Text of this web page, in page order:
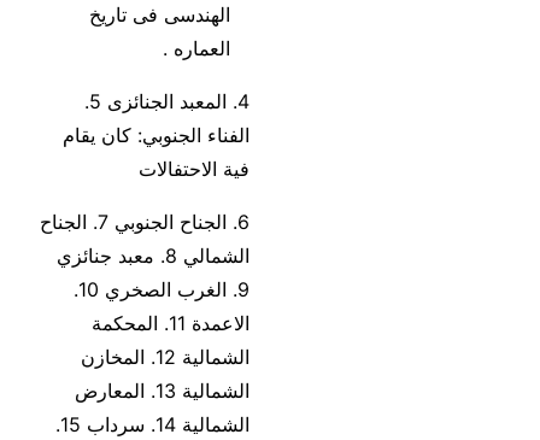
الهندسى فى تاريخ
العماره .
4. المعبد الجنائزى 5.
الفناء الجنوبي: كان يقام
فية الاحتفالات
6. الجناح الجنوبي 7. الجناح
الشمالي 8. معبد جنائزي
9. الغرب الصخري 10.
الاعمدة 11. المحكمة
الشمالية 12. المخازن
الشمالية 13. المعارض
الشمالية 14. سرداب 15.